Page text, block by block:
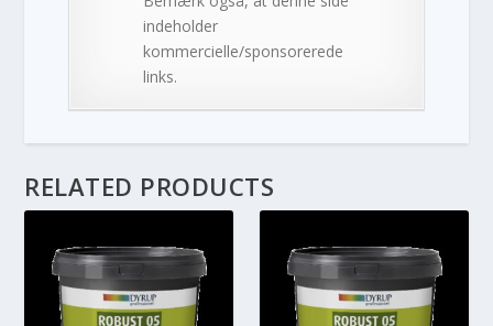
indeholder
kommercielle/sponsorerede
links.
RELATED PRODUCTS